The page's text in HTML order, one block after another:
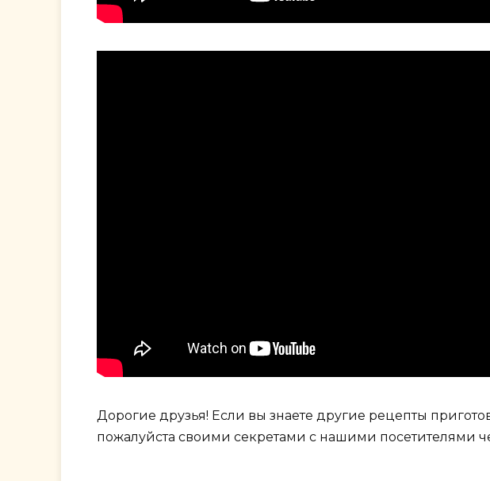
Дорогие друзья! Если вы знаете другие рецепты
пожалуйста своими секретами с нашими посетителями